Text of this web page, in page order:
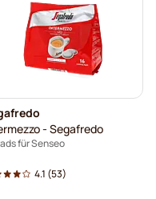
- Segafredo
für Senseo
4.1 (53)